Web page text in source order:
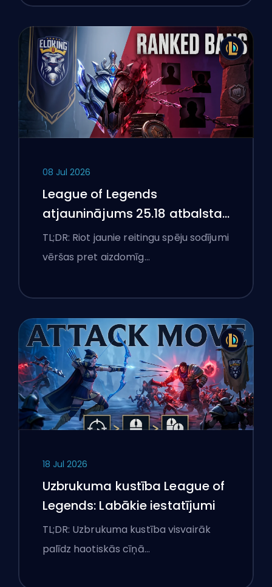
08 Jul 2026
League of Legends
atjauninājums 25.18 atbalsta
aizliegumus un boostēšanas
karogus
TL;DR: Riot jaunie reitingu spēju sodījumi
vēršas pret aizdomīg…
18 Jul 2026
Uzbrukuma kustība League of
Legends: Labākie iestatījumi
TL;DR: Uzbrukuma kustība visvairāk
palīdz haotiskās cīņā…